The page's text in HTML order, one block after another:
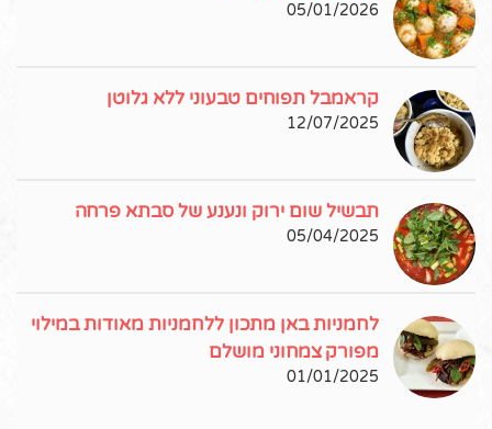
05/01/2026
קראמבל תפוחים טבעוני ללא גלוטן
12/07/2025
תבשיל שום ירוק ונענע של סבתא פרחה
05/04/2025
לחמניות באן מתכון ללחמניות מאודות במילוי
מפורק צמחוני מושלם
01/01/2025